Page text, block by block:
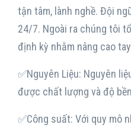
tận tâm, lành nghề. Đội
24/7. Ngoài ra chúng tôi
định kỳ nhằm nâng cao
✅Nguyên Liệu: Nguyên
được chất lượng và độ
✅Công suất: Với quy mô